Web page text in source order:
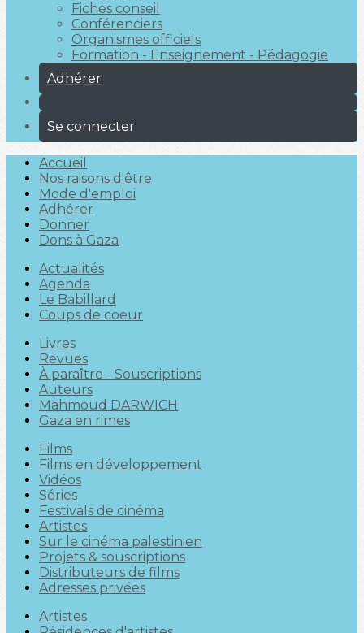
Fiches conseil
Conférenciers
Organismes officiels
Formation - Enseignement - Pédagogie
Adhérer
Se connecter
Accueil
Nos raisons d'être
Mode d'emploi
Adhérer
Donner
Dons à Gaza
Actualités
Agenda
Le Babillard
Coups de coeur
Livres
Revues
À paraître - Souscriptions
Auteurs
Mahmoud DARWICH
Gaza en rimes
Films
Films en développement
Vidéos
Séries
Festivals de cinéma
Artistes
Sur le cinéma palestinien
Projets & souscriptions
Distributeurs de films
Adresses privées
Artistes